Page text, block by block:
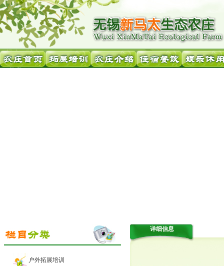
户外拓展培训
详细信息